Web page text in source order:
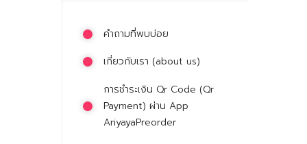
คำถามที่พบบ่อย
เกี่ยวกับเรา (about us)
การชำระเงิน Qr Code (Qr
Payment) ผ่าน App
AriyayaPreorder